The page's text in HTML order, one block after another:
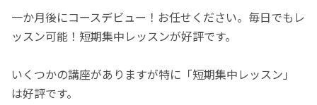
一か月後にコースデビュー！お任せください。毎日でもレ
ッスン可能！短期集中レッスンが好評です。
いくつかの講座がありますが特に「短期集中レッスン」
は好評です。